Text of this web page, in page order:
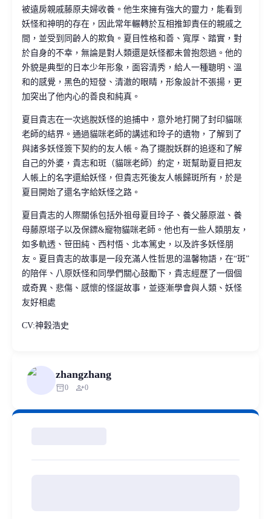
被遠房親戚藤原夫婦收養。他生來擁有強大的靈力，能看到
妖怪和神明的存在，因此常年輾轉於互相推卸責任的親戚之
間，並受到同齡人的欺負。夏目性格和善、寬厚、踏實，對
於自身的不幸，無論是對人類還是妖怪都未曾抱怨過。他的
外貌是典型的日本少年形象，面容清秀，給人一種聰明、溫
和的感覺，黑色的短發、清澈的眼睛，形象設計不張揚，更
加突出了他内心的善良和純真。
夏目貴志在一次逃脫妖怪的追捕中，意外地打開了封印貓咪
老師的結界。通過貓咪老師的講述和玲子的遺物，了解到了
與諸多妖怪簽下契約的友人帳。為了擺脫妖群的追逐和了解
自己的外婆，貴志和斑（貓咪老師）約定，斑幫助夏目把友
人帳上的名字還給妖怪，但貴志死後友人帳歸斑所有，於是
夏目開始了還名字給妖怪之路。
夏目貴志的人際關係包括外祖母夏目玲子、養父藤原滋、養
母藤原塔子以及保鏢&寵物貓咪老師。他也有一些人類朋友，
如多軌透、笹田純、西村悟、北本篤史，以及許多妖怪朋
友。夏目貴志的故事是一段充滿人性哲思的溫馨物語，在“斑”
的陪伴、八原妖怪和同學們關心鼓勵下，貴志經歷了一個個
或奇異、悲傷、感懷的怪誕故事，並逐漸學會與人類、妖怪
友好相處
CV:神穀浩史
zhangzhang
inventory_20 person_add0